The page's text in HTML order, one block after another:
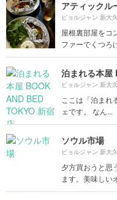
アティックル
ビョルジャン 新大
屋根裏部屋をコ
ファーでくつろ
泊まれる本屋
ビョルジャン 新大
ここは「泊まれ
ェです。 なん...
ソウル市場
ビョルジャン 新大
夕方買おうと思
ます。美味しい